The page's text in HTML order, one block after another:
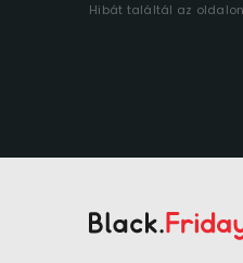
Hibát találtál az